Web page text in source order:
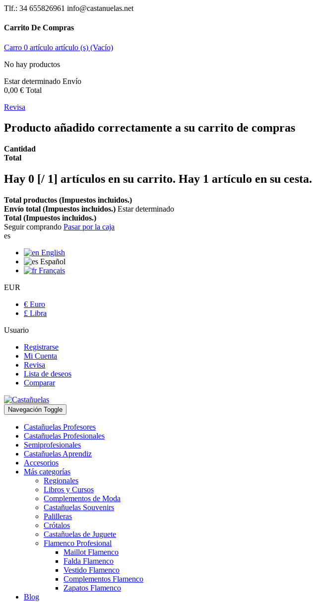
Tlf.: 34 655826961 info@castanuelas.net
Carrito De Compras
Carro 0 artículo artículo (s) (Vacío)
No hay productos
Estar determinado Envío
0,00 € Total
Revisa
Producto añadido correctamente a su carrito de compras
Cantidad
Total
Hay 0 [/ 1] artículos en su carrito. Hay 1 artículo en su cesta.
Total productos (Impuestos incluidos.)
Envío total (Impuestos incluidos.) Estar determinado
Total (Impuestos incluidos.)
Seguir comprando Pasar por la caja
es
English
Español
Français
EUR
€ Euro
£ Libra
Usuario
Registrarse
Mi Cuenta
Revisa
Lista de deseos
Comparar
Navegación Toggle
Castañuelas Profesores
Castañuelas Profesionales
Semiprofesionales
Castañuelas Aprendiz
Accesorios
Más categorías
Regionales
Libros y Cursos
Complementos de Moda
Castañuelas Souvenirs
Palilleras
Crótalos
Castañuelas de Juguete
Flamenco Profesional
Maillot Flamenco
Falda Flamenco
Vestido Flamenco
Complementos Flamenco
Zapatos Flamenco
Blog